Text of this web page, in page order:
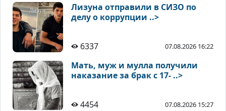
Лизуна отправили в СИЗО по
делу о коррупции ..>
6337 07.08.2026 16:22
Мать, муж и мулла получили
наказание за брак с 17- ..>
4454 07.08.2026 15:27